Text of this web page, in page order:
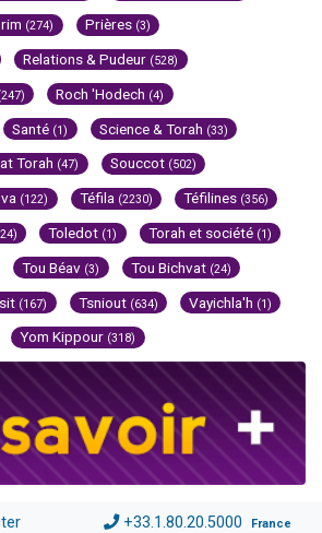
(274) Prières (3)
Relations & Pudeur (528)
Roch 'Hodech (4)
Santé (1) Science & Torah (33)
Torah (47) Souccot (502)
(122) Téfila (2230) Téfilines (356)
Toledot (1) Torah et société (1)
Tou Béav (3) Tou Bichvat (24)
(167) Tsniout (634) Vayichla'h (1)
Yom Kippour (318)
+33.1.80.20.5000 France